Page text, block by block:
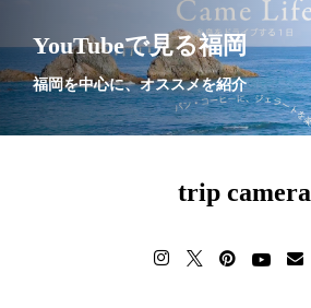
YouTubeで見る福岡
福岡を中心に、オススメを紹介
trip camera